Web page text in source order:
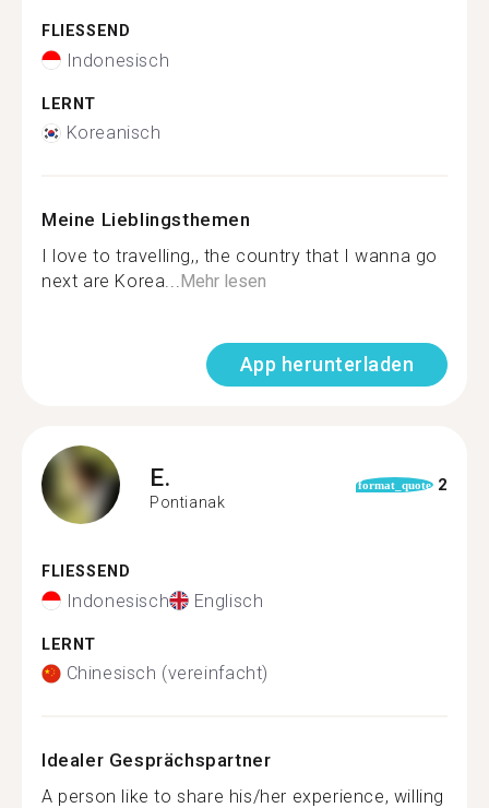
FLIESSEND
Indonesisch
LERNT
Koreanisch
Meine Lieblingsthemen
I love to travelling,, the country that I wanna go
next are Korea...Mehr lesen
App herunterladen
E.
Pontianak
format_quote 2
FLIESSEND
Indonesisch Englisch
LERNT
Chinesisch (vereinfacht)
Idealer Gesprächspartner
A person like to share his/her experience, willing